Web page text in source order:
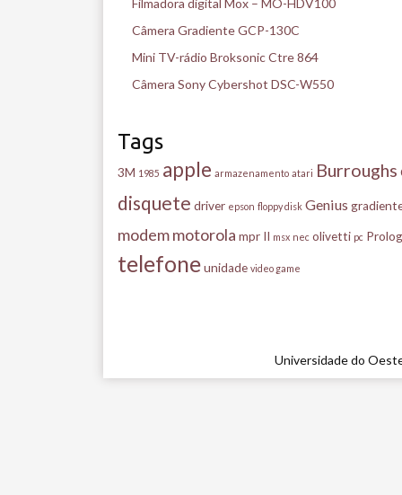
Câmera Gradiente GCP-130C
Mini TV-rádio Broksonic Ctre 864
Câmera Sony Cybershot DSC-W550
Tags
3M 1985 apple armazenamento atari Burroughs
disquete driver epson floppy disk Genius
modemmotorola mpr II msx nec olivetti pc
telefoneunidade video game
Universidade do